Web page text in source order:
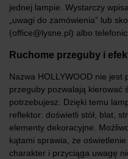
jednej lampie. Wystarczy
„uwagi do zamówienia” lub
(office@lysne.pl) albo
Ruchome przeguby i
Nazwa HOLLYWOOD nie jest
przeguby pozwalają kierować
potrzebujesz. Dzięki temu
reflektor: doświetli stół, blat,
elementy dekoracyjne.
kątami sprawia, że
charakter i przyciąga uwagę